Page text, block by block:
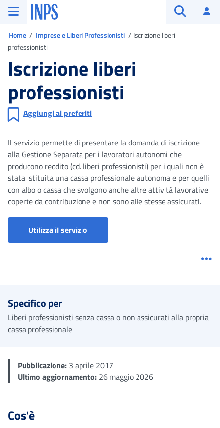
Vai al menu principale
Vai al contenuto principale
Vai al pie' di pagina
INPS ()
Home Imprese e Liberi Professionisti
Iscrizione liberi
professionisti
Iscrizione liberi
professionisti
Aggiungi ai preferiti
Il servizio permette di presentare la domanda di iscrizione
alla Gestione Separata per i lavoratori autonomi che
producono reddito (cd. liberi professionisti) per i quali non è
stata istituita una cassa professionale autonoma e per quelli
con albo o cassa che svolgono anche altre attività lavorative
coperte da contribuzione e non sono alle stesse assicurati.
Utilizza il servizio
Specifico per
Liberi professionisti senza cassa o non assicurati alla propria
cassa professionale
Pubblicazione: 3 aprile 2017
Ultimo aggiornamento: 26 maggio 2026
Cos'è